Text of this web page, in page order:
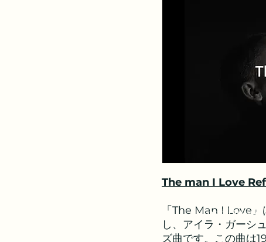
The man I Love
「The Man I Love
し、アイラ・ガーシ
ズ曲です。この曲は
Inst